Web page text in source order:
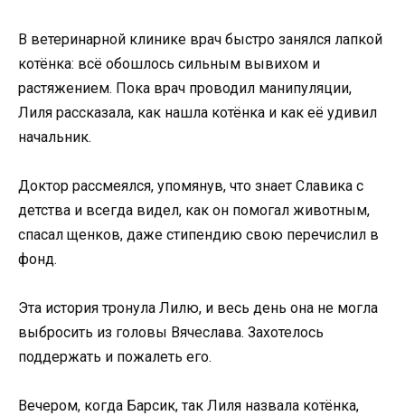
В ветеринарной клинике врач быстро занялся лапкой
котёнка: всё обошлось сильным вывихом и
растяжением. Пока врач проводил манипуляции,
Лиля рассказала, как нашла котёнка и как её удивил
начальник.
Доктор рассмеялся, упомянув, что знает Славика с
детства и всегда видел, как он помогал животным,
спасал щенков, даже стипендию свою перечислил в
фонд.
Эта история тронула Лилю, и весь день она не могла
выбросить из головы Вячеслава. Захотелось
поддержать и пожалеть его.
Вечером, когда Барсик, так Лиля назвала котёнка,